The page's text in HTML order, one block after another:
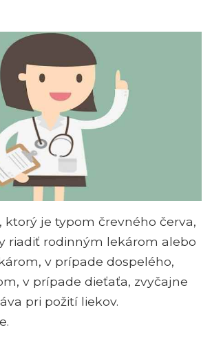
ktorý je typom črevného červa,
riadiť rodinným lekárom alebo
v prípade dospelého,
v prípade dieťaťa, zvyčajne
pri požití liekov.